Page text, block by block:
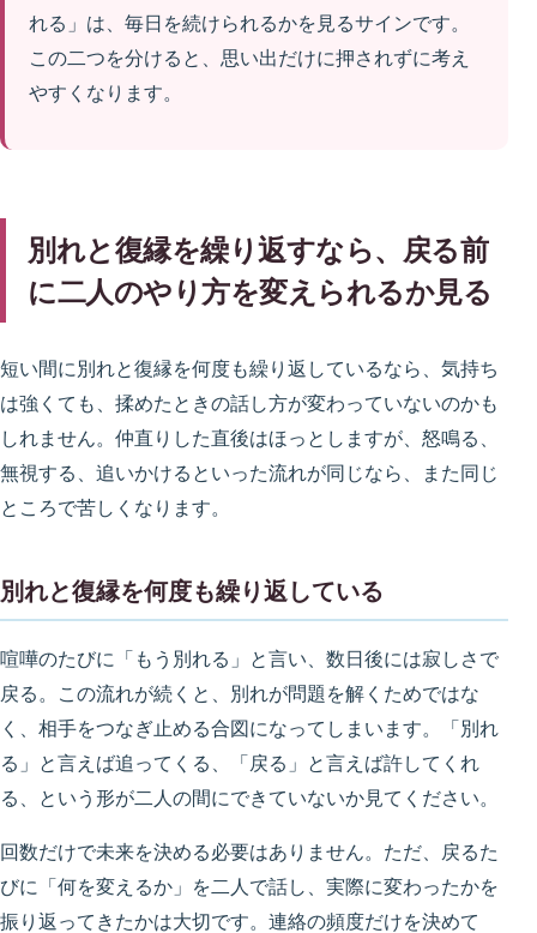
れる」は、毎日を続けられるかを見るサインです。
この二つを分けると、思い出だけに押されずに考え
やすくなります。
別れと復縁を繰り返すなら、戻る前
に二人のやり方を変えられるか見る
短い間に別れと復縁を何度も繰り返しているなら、気持ち
は強くても、揉めたときの話し方が変わっていないのかも
しれません。仲直りした直後はほっとしますが、怒鳴る、
無視する、追いかけるといった流れが同じなら、また同じ
ところで苦しくなります。
別れと復縁を何度も繰り返している
喧嘩のたびに「もう別れる」と言い、数日後には寂しさで
戻る。この流れが続くと、別れが問題を解くためではな
く、相手をつなぎ止める合図になってしまいます。「別れ
る」と言えば追ってくる、「戻る」と言えば許してくれ
る、という形が二人の間にできていないか見てください。
回数だけで未来を決める必要はありません。ただ、戻るた
びに「何を変えるか」を二人で話し、実際に変わったかを
振り返ってきたかは大切です。連絡の頻度だけを決めて